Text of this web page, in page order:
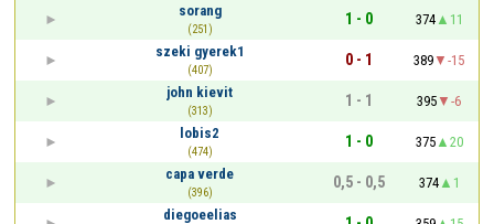
sorang
(251)
1 - 0 374
11
szeki gyerek1
(407)
0 - 1 389
-15
john kievit
(313)
1 - 1 395
-6
lobis2
(474)
1 - 0 375
20
capa verde
(396)
0,5 - 0,5 374
1
diegoeelias